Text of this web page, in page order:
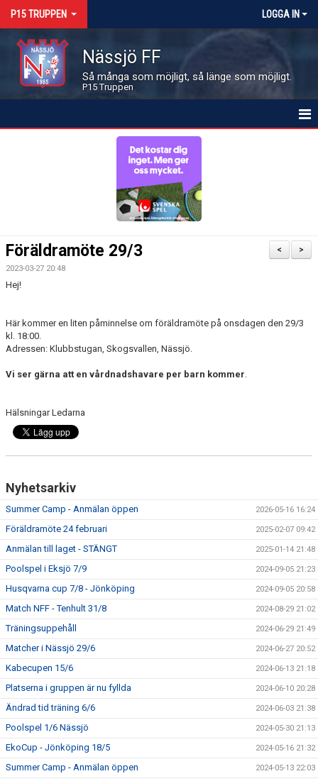
P15 TRUPPEN LOGGA IN
Nässjö FF
Så många som möjligt, så länge som möjligt.
P15 Truppen
LEDARE OCH SPELARE
DOKUMENT
INFO TRÄNINGSGRUPPEN
>
<
Föräldramöte 29/3
2023-03-27 20:48
Hej!
Här kommer en liten påminnelse om föräldramöte på onsdagen den 29/3
kl. 18:00.
Adressen: Klubbstugan, Skogsvallen, Nässjö.
Vi ser gärna att en vårdnadshavare per barn kommer.
Hälsningar Ledarna
Nyhetsarkiv
Summer Camp - Anmälan öppen 2026-05-16 16:24
Föräldramöte 24 februari 2025-02-07 09:42
Anmälan till laget - STÄNGT 2025-01-14 21:48
Poolspel i Eksjö 7/9 2024-09-05 21:23
Husqvarna cup 7/8 - Jönköping 2024-09-05 20:58
Match NFF - Tenhult 31/8 2024-08-29 21:02
Träningsuppehåll 2024-06-29 21:49
Matcher i Nässjö 29/6 2024-06-27 20:52
Kabecupen 15/6 2024-06-13 21:18
Platserna i gruppen är nu fyllda 2024-06-10 20:28
Ändrad tid träning 6/6 2024-06-03 21:38
Poolspel 1/6 Nässjö 2024-05-30 21:13
EkoCup - Jönköping 18/5 2024-05-16 21:32
Summer Camp - Anmälan öppen 2024-05-13 22:03